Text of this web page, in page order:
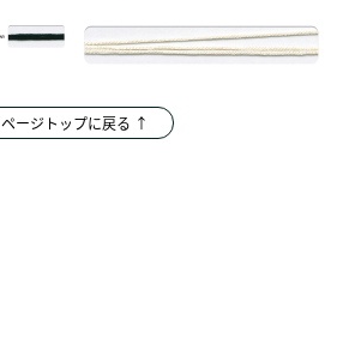
ページトップに戻る ↑